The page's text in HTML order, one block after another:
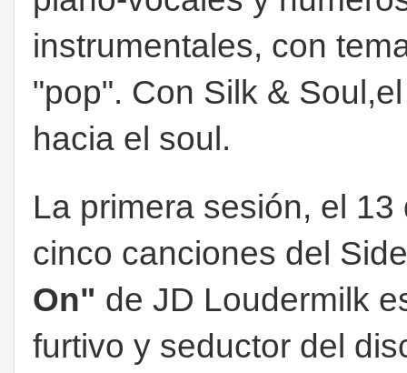
instrumentales, con
"pop". Con Silk &
hacia el soul.
La primera sesión, el
cinco canciones del
On" de JD Loudermilk
furtivo y seductor del